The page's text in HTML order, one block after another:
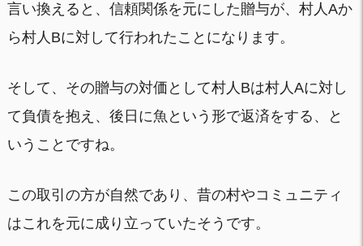
言い換えると、信頼関係を元にした贈与が、村人Aか
ら村人Bに対して行われたことになります。
そして、その贈与の対価として村人Bは村人Aに対し
て負債を抱え、後日に魚という形で返済をする、と
いうことですね。
この取引の方が自然であり、昔の村やコミュニティ
はこれを元に成り立っていたそうです。